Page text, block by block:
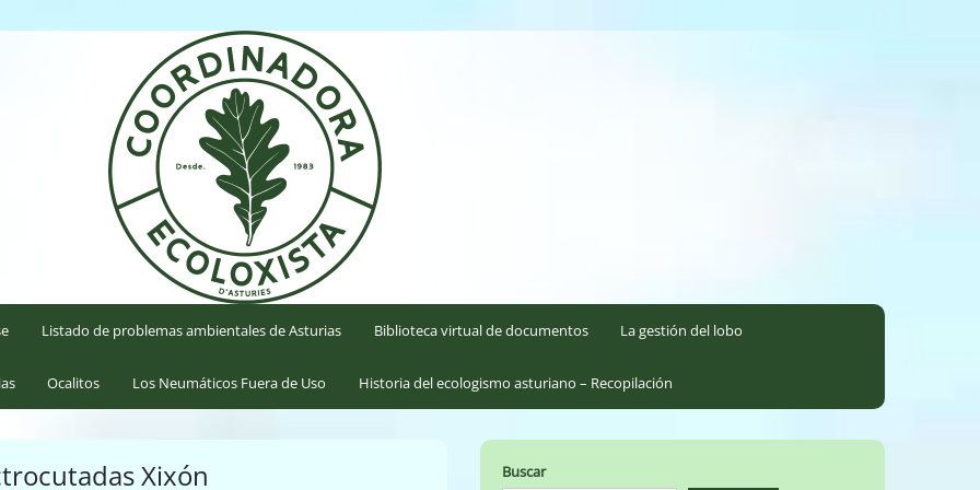
Listado de problemas ambientales de Asturias Biblioteca virtual de documentos La gestión del lobo
Ocalitos Los Neumáticos Fuera de Uso Historia del ecologismo asturiano – Recopilación
Xixón Buscar